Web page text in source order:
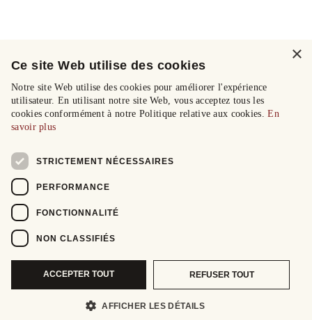
×
Ce site Web utilise des cookies
Notre site Web utilise des cookies pour améliorer l'expérience
utilisateur. En utilisant notre site Web, vous acceptez tous les
cookies conformément à notre Politique relative aux cookies.En
savoir plus
STRICTEMENT NÉCESSAIRES
PERFORMANCE
FONCTIONNALITÉ
NON CLASSIFIÉS
ACCEPTER TOUT REFUSER TOUT
AFFICHER LES DÉTAILS